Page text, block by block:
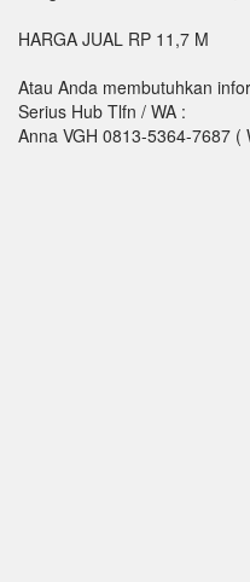
HARGA JUAL RP 11,7 M
Atau Anda membutuhkan
Serius Hub Tlfn / WA :
Anna VGH 0813-5364-7687